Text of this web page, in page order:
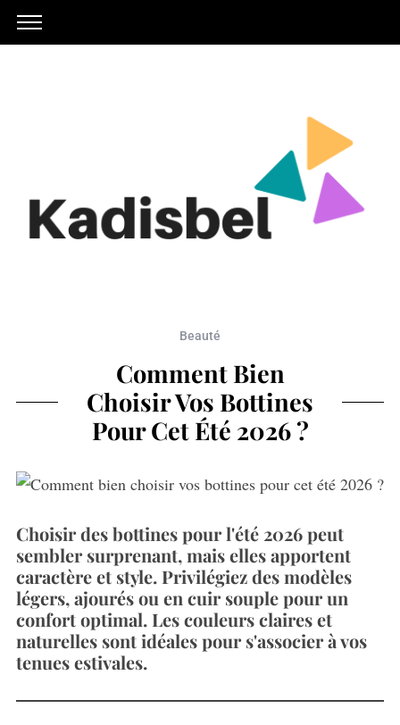
Beauté
Comment Bien
Choisir Vos Bottines
Pour Cet Été 2026 ?
Choisir des bottines pour l'été 2026 peut
sembler surprenant, mais elles apportent
caractère et style. Privilégiez des modèles
légers, ajourés ou en cuir souple pour un
confort optimal. Les couleurs claires et
naturelles sont idéales pour s'associer à vos
tenues estivales.